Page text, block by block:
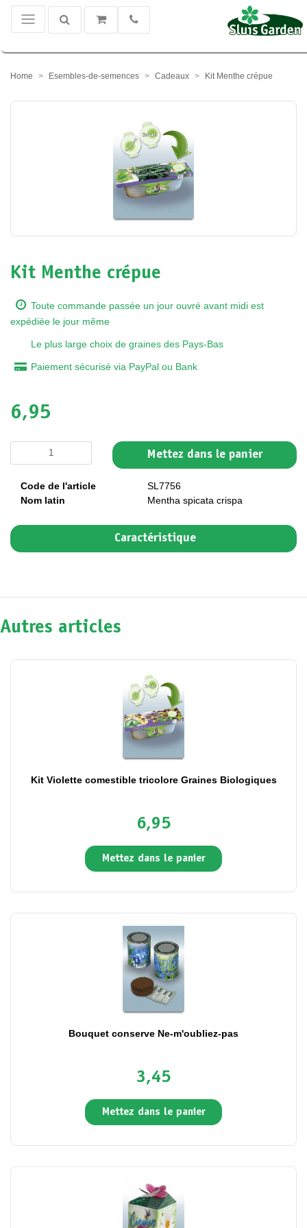
Home Esembles-de-semences Cadeaux Kit Menthe crépue
Kit Menthe crépue
Toute commande passée un jour ouvré avant midi est
expédiée le jour même
Le plus large choix de graines des Pays-Bas
Paiement sécurisé via PayPal ou Bank
6,95
Mettez dans le panier
Code de l'article
SL7756
Nom latin
Mentha spicata crispa
Caractéristique
Autres articles
Kit Violette comestible tricolore Graines Biologiques
6,95
Mettez dans le panier
Bouquet conserve Ne-m'oubliez-pas
3,45
Mettez dans le panier